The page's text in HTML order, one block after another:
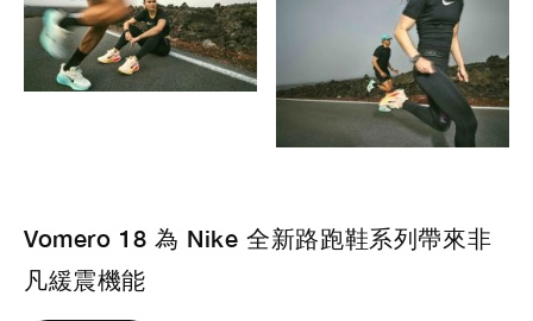
Vomero 18 為 Nike 全新路跑鞋系列帶來非
凡緩震機能